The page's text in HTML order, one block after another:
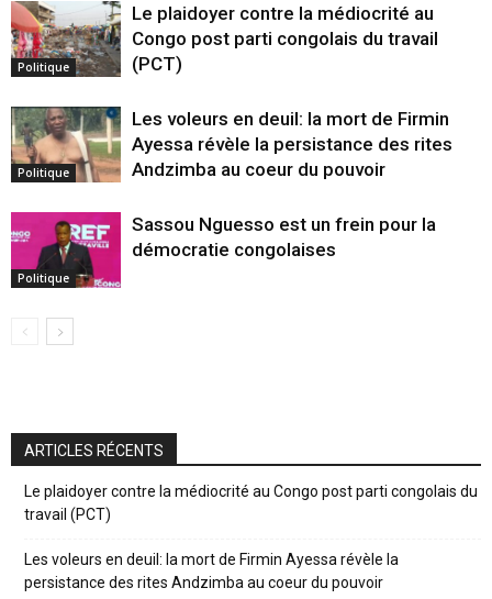
Politique
Le plaidoyer contre la médiocrité au
Congo post parti congolais du travail
(PCT)
Politique
Les voleurs en deuil: la mort de Firmin
Ayessa révèle la persistance des rites
Andzimba au coeur du pouvoir
Politique
Sassou Nguesso est un frein pour la
démocratie congolaises
ARTICLES RÉCENTS
Le plaidoyer contre la médiocrité au Congo post parti congolais du
travail (PCT)
Les voleurs en deuil: la mort de Firmin Ayessa révèle la
persistance des rites Andzimba au coeur du pouvoir